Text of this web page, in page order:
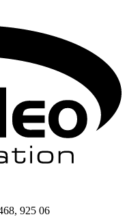
925 06